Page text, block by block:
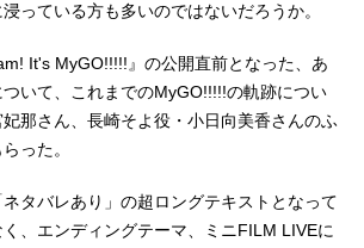
っている方も多いのではないだろうか。
It's MyGO!!!!!』の公開直前となった、あ
いて、これまでのMyGO!!!!!の軌跡につい
那さん、長崎そよ役・小日向美香さんのふ
った。
タバレあり」の超ロングテキストとなって
、エンディングテーマ、ミニFILM LIVEに